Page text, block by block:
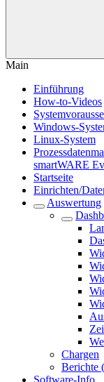
Main
Einführung
How-to-Videos
Windows-
Linux-System
smartWARE
Startseite
Einrichten/
Auswertung
Chargen
Berichte
Software-Info